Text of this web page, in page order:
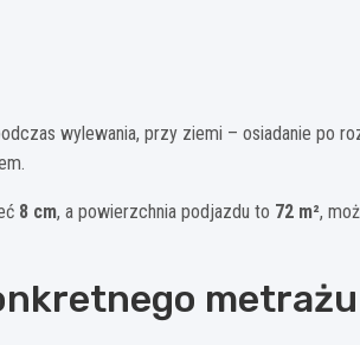
wylewania, przy ziemi – osiadanie po
8 cm, a powierzchnia podjazdu to 72 m²,
metrażu